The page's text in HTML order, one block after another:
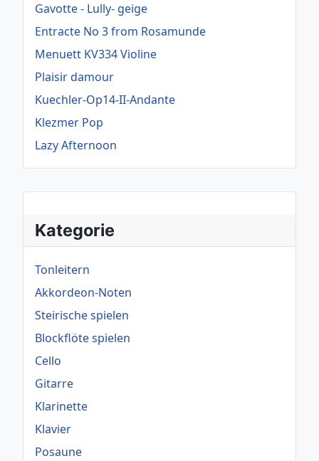
Kategorie
Tonleitern
Akkordeon-Noten
Steirische spielen
Blockflöte spielen
Cello
Gitarre
Klarinette
Klavier
Posaune
Gavotte - Lully- geige
Entracte No 3 from Rosamunde
Menuett KV334 Violine
Plaisir damour
Kuechler-Op14-II-Andante
Klezmer Pop
Lazy Afternoon